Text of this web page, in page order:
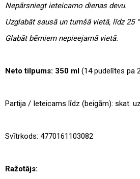
Nepārsniegt ieteicamo dienas devu.
Uzglabāt sausā un tumšā vietā, līdz 25
Glabāt bērniem nepieejamā vietā.
Neto tilpums: 350 ml (14 pudelītes pa
Partija / Ieteicams līdz (beigām): skat.
Svītrkods: 4770161103082
Ražotājs: